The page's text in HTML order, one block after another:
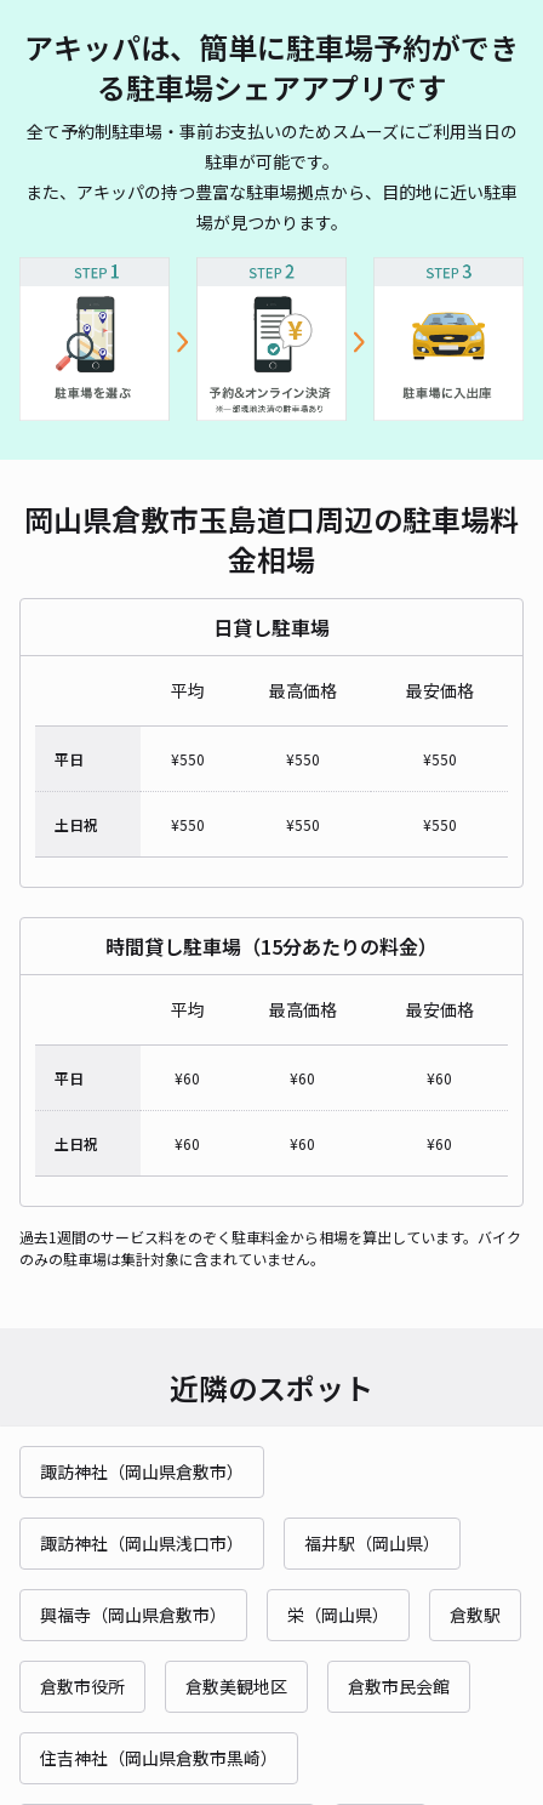
アキッパは、簡単に駐車場予約ができ
る駐車場シェアアプリです
全て予約制駐車場・事前お支払いのためスムーズにご利用当日の
駐車が可能です。
また、アキッパの持つ豊富な駐車場拠点から、目的地に近い駐車
場が見つかります。
岡山県倉敷市玉島道口周辺の駐車場料
金相場
日貸し駐車場
平均 最高価格 最安価格
平日 ¥550 ¥550 ¥550
土日祝 ¥550 ¥550 ¥550
時間貸し駐車場（15分あたりの料金）
平均 最高価格 最安価格
平日 ¥60 ¥60 ¥60
土日祝 ¥60 ¥60 ¥60
過去1週間のサービス料をのぞく駐車料金から相場を算出しています。バイク
のみの駐車場は集計対象に含まれていません。
近隣のスポット
諏訪神社（岡山県倉敷市）
諏訪神社（岡山県浅口市） 福井駅（岡山県）
興福寺（岡山県倉敷市） 栄（岡山県） 倉敷駅
倉敷市役所 倉敷美観地区 倉敷市民会館
住吉神社（岡山県倉敷市黒崎）